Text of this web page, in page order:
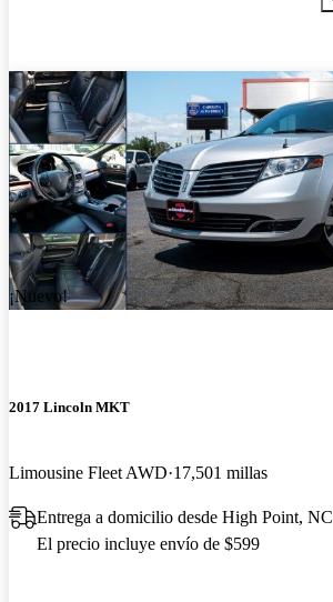
¡Nuevo!
2017 Lincoln MKT
Limousine Fleet AWD 17,501 millas
Entrega a domicilio desde High Point, NC
El precio incluye envío de $599